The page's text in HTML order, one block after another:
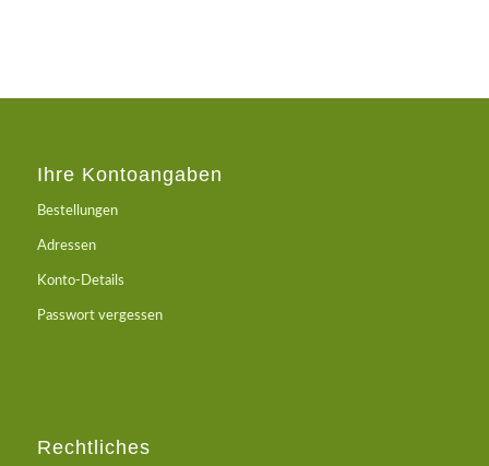
Ihre Kontoangaben
Bestellungen
Adressen
Konto-Details
Passwort vergessen
Rechtliches